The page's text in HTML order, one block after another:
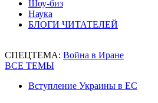
Шоу-биз
Наука
БЛОГИ ЧИТАТЕЛЕЙ
СПЕЦТЕМА: Война в Иране
ВСЕ ТЕМЫ
Вступление Украины в ЕС